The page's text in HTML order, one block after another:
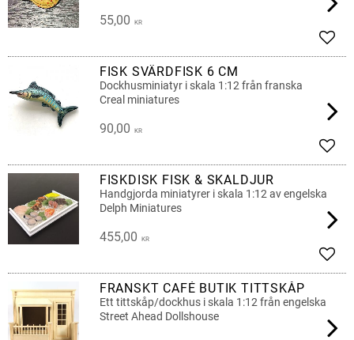
55,00 KR
Add
FISK SVÄRDFISK 6 CM
Dockhusminiatyr i skala 1:12 från franska
Creal miniatures
90,00 KR
Add
FISKDISK FISK & SKALDJUR
Handgjorda miniatyrer i skala 1:12 av engelska
Delph Miniatures
455,00 KR
Add
FRANSKT CAFÉ BUTIK TITTSKÅP
Ett tittskåp/dockhus i skala 1:12 från engelska
Street Ahead Dollshouse